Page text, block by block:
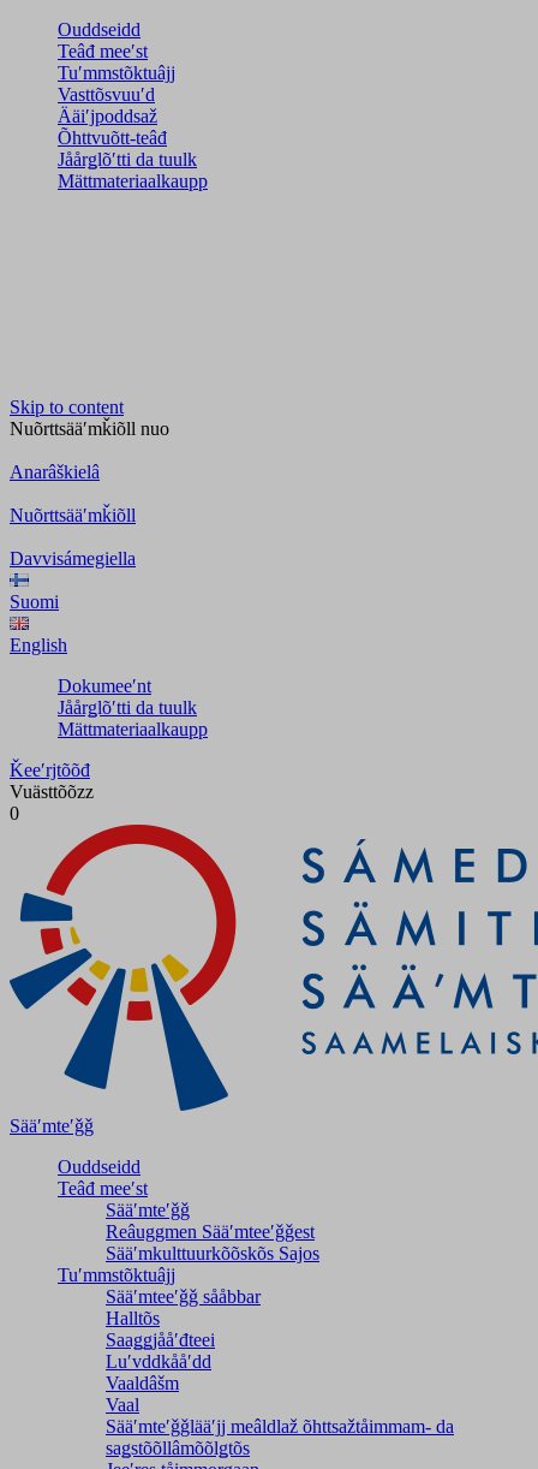
Ouddseidd
Teâđ meeʹst
Tuʹmmstõktuâjj
Vasttõsvuuʹd
Ääiʹjpoddsaž
Õhttvuõtt-teâđ
Jåårǥlõʹtti da tuulk
Mättmateriaalkaupp
Skip to content
Nuõrttsääʹmǩiõll nuo
Anarâškielâ
Nuõrttsääʹmǩiõll
Davvisámegiella
Suomi
English
Dokumeeʹnt
Jåårǥlõʹtti da tuulk
Mättmateriaalkaupp
Ǩeeʹrjtõõđ
Vuästtõõzz
0
Sääʹmteʹǧǧ
Ouddseidd
Teâđ meeʹst
Sääʹmteʹǧǧ
Reâuggmen Sääʹmteeʹǧǧest
Sääʹmkulttuurkõõskõs Sajos
Tuʹmmstõktuâjj
Sääʹmteeʹǧǧ sååbbar
Halltõs
Saaǥǥjååʹđteei
Luʹvddkååʹdd
Vaaldâšm
Vaal
Sääʹmteʹǧǧlääʹjj meâldlaž õhttsažtåimmam- da
saǥstõõllâmõõlǥtõs